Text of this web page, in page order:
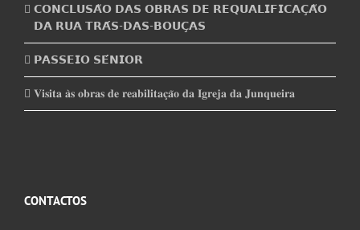
𝗖𝗢𝗡𝗖𝗟𝗨𝗦𝗔̃𝗢 𝗗𝗔𝗦 𝗢𝗕𝗥𝗔𝗦 𝗗𝗘 𝗥𝗘𝗤𝗨𝗔𝗟𝗜𝗙𝗜𝗖𝗔𝗖̧𝗔̃𝗢
𝗗𝗔 𝗥𝗨𝗔 𝗧𝗥𝗔́𝗦-𝗗𝗔𝗦-𝗕𝗢𝗨𝗖̧𝗔𝗦
𝗣𝗔𝗦𝗦𝗘𝗜𝗢 𝗦𝗘́𝗡𝗜𝗢𝗥
𝐕𝐢𝐬𝐢𝐭𝐚 𝐚̀𝐬 𝐨𝐛𝐫𝐚𝐬 𝐝𝐞 𝐫𝐞𝐚𝐛𝐢𝐥𝐢𝐭𝐚𝐜̧𝐚̃𝐨 𝐝𝐚 𝐈𝐠𝐫𝐞𝐣𝐚 𝐝𝐚 𝐉𝐮𝐧𝐪𝐮𝐞𝐢𝐫𝐚
CONTACTOS